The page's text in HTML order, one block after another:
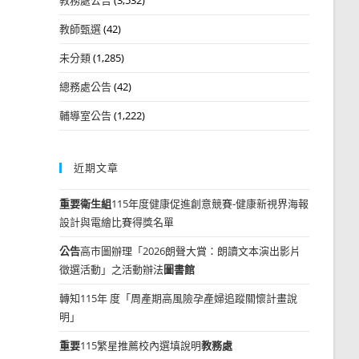
教師甄選(42)
未分類(1,285)
總務處公告(42)
輔導室公告(1,222)
近期文章
重要衛生組115年度健康促進創意競賽-健康新視界海報
設計與電繪比賽得獎名單
公告高市圖辦理「2026朗聲大賞：朗讀文本演出影片
徵選活動」之活動辦法圖書館
轉知115年 度「周產期高風險孕產婦追蹤關懷計畫說
明」
重要115繁星推薦校內選填說明教務處